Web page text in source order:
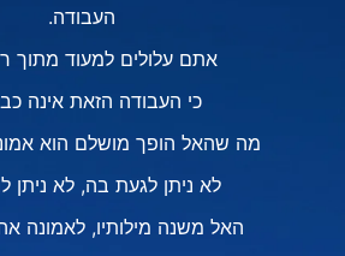
העבודה.
אתם עלולים למעוד מתוך
כי העבודה הזאת אינה
מה שהאל הופך מושלם הוא
לא ניתן לגעת בה, לא ניתן
האל משנה מילותיו, לאמונה